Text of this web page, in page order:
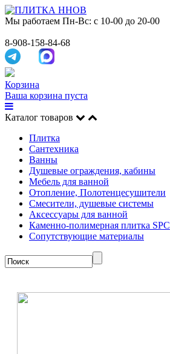
Мы работаем Пн-Вс: с 10-00 до 20-00
8-908-158-84-68
Корзина
Ваша корзина пуста
Каталог товаров
Плитка
Сантехника
Ванны
Душевые ограждения, кабины
Мебель для ванной
Отопление, Полотенцесушители
Смесители, душевые системы
Аксессуары для ванной
Каменно-полимерная плитка SPC
Сопутствующие материалы